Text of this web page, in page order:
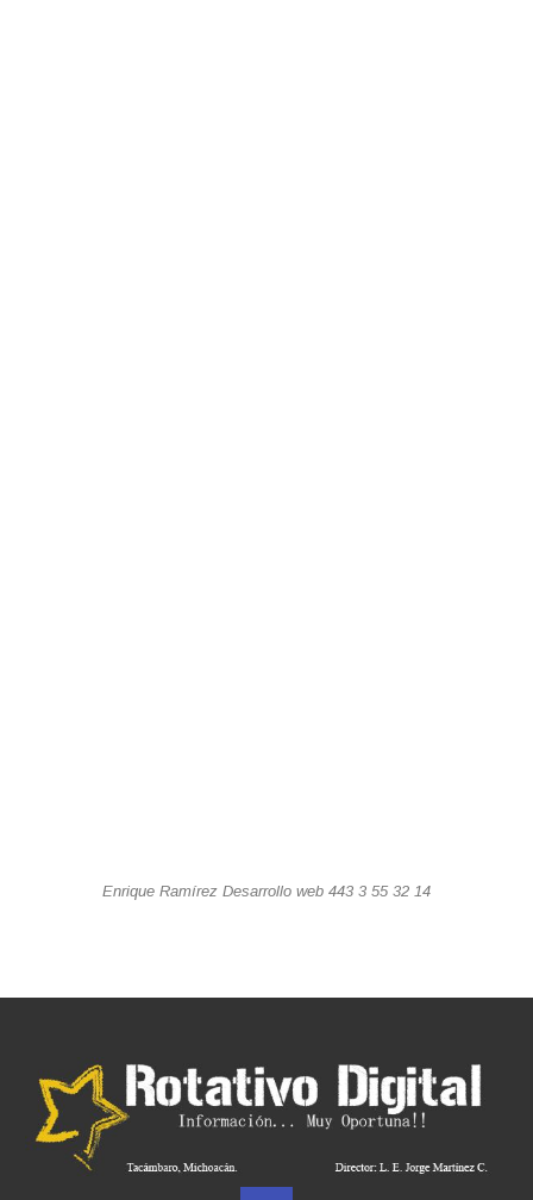
Enrique Ramírez Desarrollo web 443 3 55 32 14